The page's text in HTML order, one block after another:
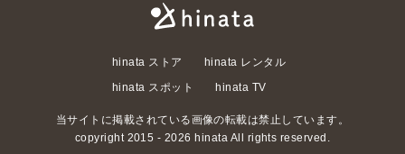
hinata ストア
hinata レンタル
hinata スポット
hinata TV
当サイトに掲載されている画像の転載は禁止しています。
copyright 2015 - 2026 hinata All rights reserved.